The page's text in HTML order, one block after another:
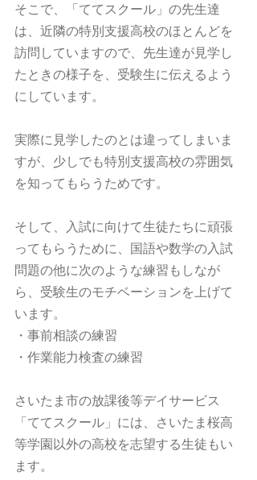
そこで、「ててスクール」の先生達
は、近隣の特別支援高校のほとんどを
訪問していますので、先生達が見学し
たときの様子を、受験生に伝えるよう
にしています。
実際に見学したのとは違ってしまいま
すが、少しでも特別支援高校の雰囲気
を知ってもらうためです。
そして、入試に向けて生徒たちに頑張
ってもらうために、国語や数学の入試
問題の他に次のような練習もしなが
ら、受験生のモチベーションを上げて
います。
・事前相談の練習
・作業能力検査の練習
さいたま市の放課後等デイサービス
「ててスクール」には、さいたま桜高
等学園以外の高校を志望する生徒もい
ます。